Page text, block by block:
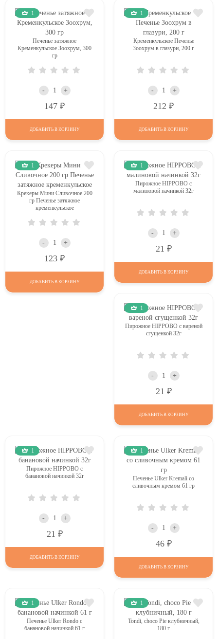
1
Печенье затяжное
Кременкульское Зоохрум, 300
гр
- +
147
ДОБАВИТЬ В КОРЗИНУ
1
Кременкульское Печенье
Зоохрум в глазури, 200 г
- +
212
ДОБАВИТЬ В КОРЗИНУ
1
Крекеры Мини Сливочное 200
гр Печенье затяжное
кременкульское
- +
123
ДОБАВИТЬ В КОРЗИНУ
1
Пирожное HIPPOBO с
малиновой начинкой 32г
- +
21
ДОБАВИТЬ В КОРЗИНУ
1
Пирожное HIPPOBO с вареной
сгущенкой 32г
- +
21
ДОБАВИТЬ В КОРЗИНУ
1
Пирожное HIPPOBO с
банановой начинкой 32г
- +
21
ДОБАВИТЬ В КОРЗИНУ
1
Печенье Ulker Kremali со
сливочным кремом 61 гр
- +
46
ДОБАВИТЬ В КОРЗИНУ
1
Печенье Ulker Rondo с
банановой начинкой 61 г
1
Tondi, choco Pie клубничный,
180 г